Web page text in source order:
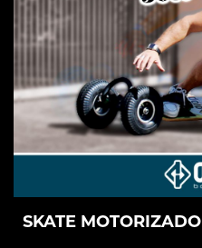
SKATE MOTORIZADO